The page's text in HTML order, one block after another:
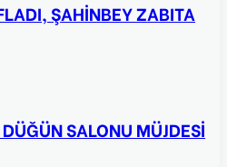
ŞAHİNBEY ZABITA
SALONU MÜJDESİ